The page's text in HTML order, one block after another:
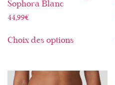
Sophora Blanc
44,99€
Choix des options